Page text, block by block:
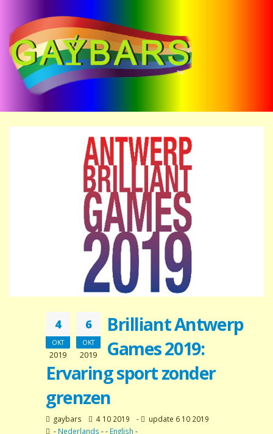
4
OKT
2019
6
OKT
2019
Brilliant Antwerp
Games 2019:
Ervaring sport zonder
grenzen
gaybars 4 10 2019 -
update 6 10 2019
- Nederlands - - English -